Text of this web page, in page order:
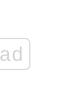
ad